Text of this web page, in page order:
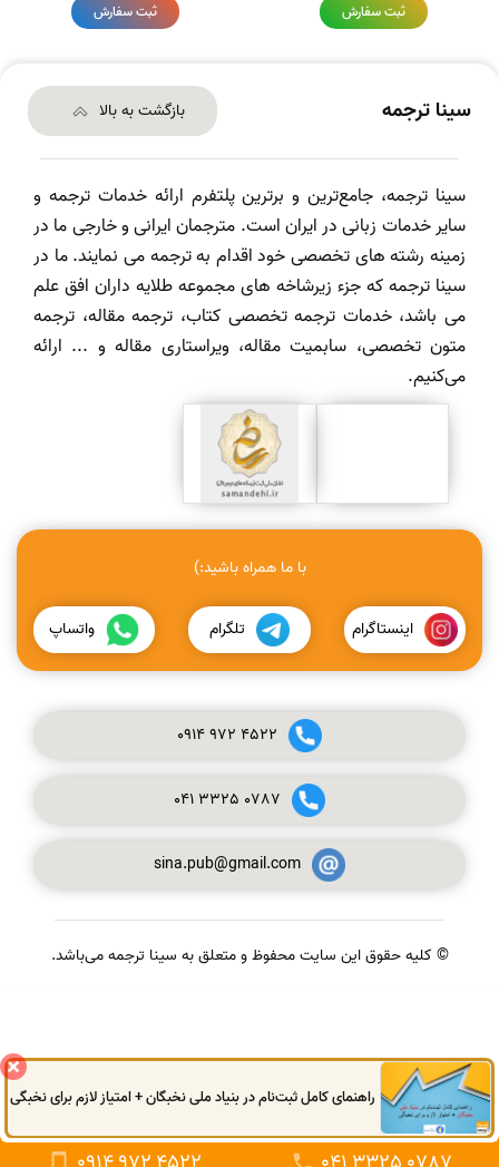
ثبت سفارش ثبت سفارش
سینا ترجمه بازگشت به بالا
سینا ترجمه، جامع‌ترین و برترین پلتفرم ارائه خدمات ترجمه و
سایر خدمات زبانی در ایران است. مترجمان ایرانی و خارجی ما در
زمینه رشته های تخصصی خود اقدام به ترجمه می نمایند. ما در
سینا ترجمه که جزء زیرشاخه های مجموعه طلایه داران افق علم
می باشد، خدمات ترجمه تخصصی کتاب، ترجمه مقاله، ترجمه
متون تخصصی، سابمیت مقاله، ویراستاری مقاله و ... ارائه
می‌کنیم.
با ما همراه باشید:)
اینستاگرام تلگرام واتساپ
0914972 4522
041 3325 0787
sina.pub@gmail.com
© کلیه حقوق این سایت محفوظ و متعلق به سینا ترجمه می‌باشد.
راهنمای کامل ثبت‌نام در بنیاد ملی نخبگان + امتیاز لازم برای نخبگی
گفتگوی آنلاین